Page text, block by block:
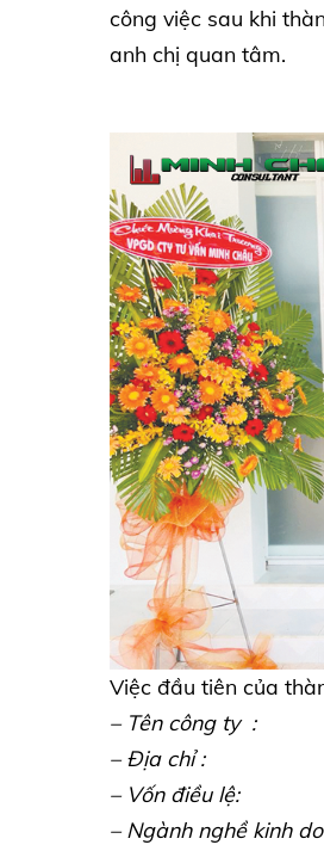
công việc sau khi
anh chị quan tâm.
Việc đầu tiên của
– Tên công ty :
– Địa chỉ :
– Vốn điều lệ:
– Ngành nghề kinh